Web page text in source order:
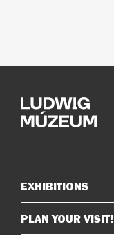
Sitemap
EXHIBITIONS
PLAN YOUR VISIT!